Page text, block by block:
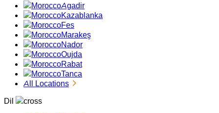
Agadir
Kazablanka
Fes
Marakeş
Nador
Oujda
Rabat
Tanca
All Locations
Dil